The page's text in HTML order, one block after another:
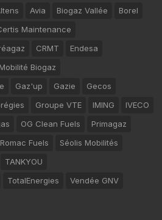
Avia Biogaz Vallée
Borel
Maintenance
CRMT
Endesa
Biogaz
Gaz'up Gazie
Gecos
Groupe VTE IMING
IVECO
OG Clean Fuels
Primagaz
Romac Fuels
Séolis Mobilités
TANKYOU
TotalEnergies Vendée GNV